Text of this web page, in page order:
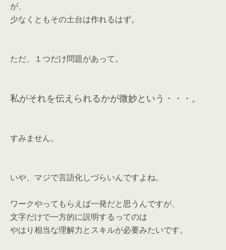
が、
少なくともその土台は作れるはず。
ただ、１つだけ問題があって。
私がそれを伝えられるかが微妙という・・・。
すみません。
いや、マジで言語化しづらいんですよね。
ワークやってもらえば一発だと思うんですが、
文字だけで一方的に説明するってのは
やはり相当な理解力とスキルが必要みたいです。